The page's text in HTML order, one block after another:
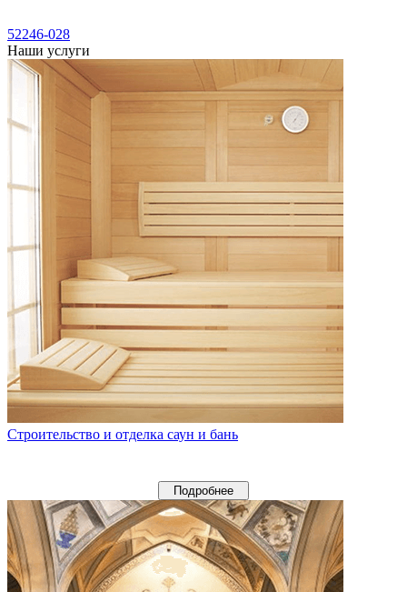
52246-028
Наши услуги
Строительство и отделка саун и бань
Подробнее